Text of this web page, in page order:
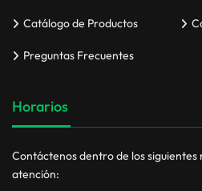
Catálogo de Productos
Preguntas Frecuentes
Horarios
Contáctenos dentro de los siguientes
atención: